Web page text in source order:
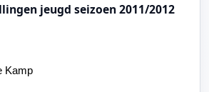
jeugd seizoen 2011/2012
Kamp